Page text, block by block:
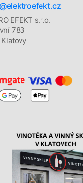
EFEKT s.r.o.
783